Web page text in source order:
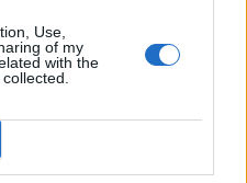
Use,
of my
with the
στοGoogle News
νέα.
και στο